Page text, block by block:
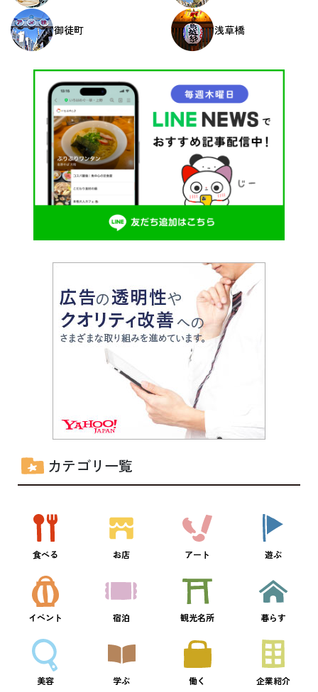
御徒町 浅草橋
カテゴリ一覧
食べる お店 アート 遊ぶ
イベント 宿泊 観光名所 暮らす
美容 学ぶ 働く 企業紹介